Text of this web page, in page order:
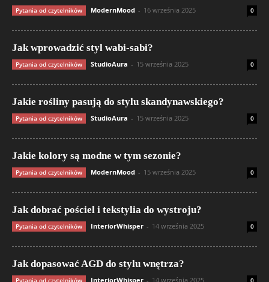
Pytania od czytelników ModernMood - 16 września 2025 0
Jak wprowadzić styl wabi-sabi?
Pytania od czytelników StudioAura - 15 września 2025 0
Jakie rośliny pasują do stylu skandynawskiego?
Pytania od czytelników StudioAura - 15 września 2025 0
Jakie kolory są modne w tym sezonie?
Pytania od czytelników ModernMood - 15 września 2025 0
Jak dobrać pościel i tekstylia do wystroju?
Pytania od czytelników InteriorWhisper - 14 września 2025 0
Jak dopasować AGD do stylu wnętrza?
Pytania od czytelników InteriorWhisper - 14 września 2025 0